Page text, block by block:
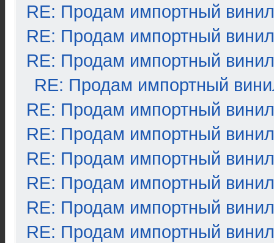
RE: Продам импортный винил
RE: Продам импортный винил
RE: Продам импортный винил
RE: Продам импортный
RE: Продам импортный винил
RE: Продам импортный винил
RE: Продам импортный винил
RE: Продам импортный винил
RE: Продам импортный винил
RE: Продам импортный винил